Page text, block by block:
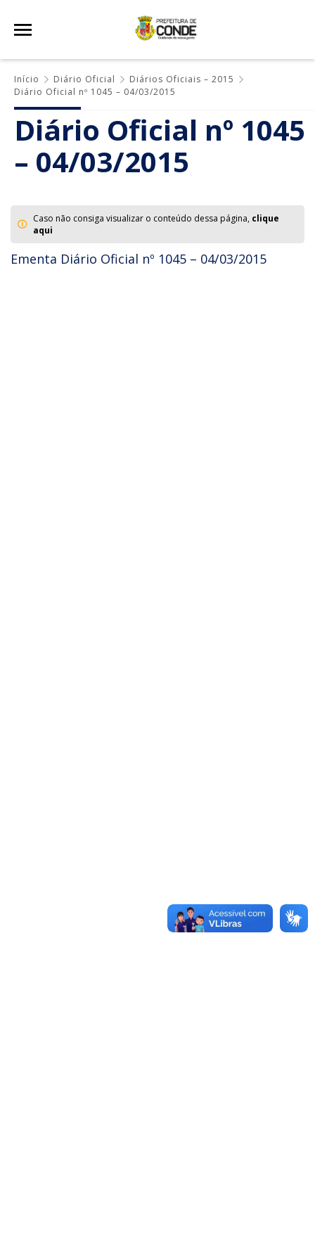
Início Diário Oficial
Diários Oficiais – 2015
Diário Oficial nº 1045 – 04/03/2015
Diário Oficial nº 1045
– 04/03/2015
Caso não consiga visualizar o conteúdo dessa página, clique
aqui
Ementa Diário Oficial nº 1045 – 04/03/2015